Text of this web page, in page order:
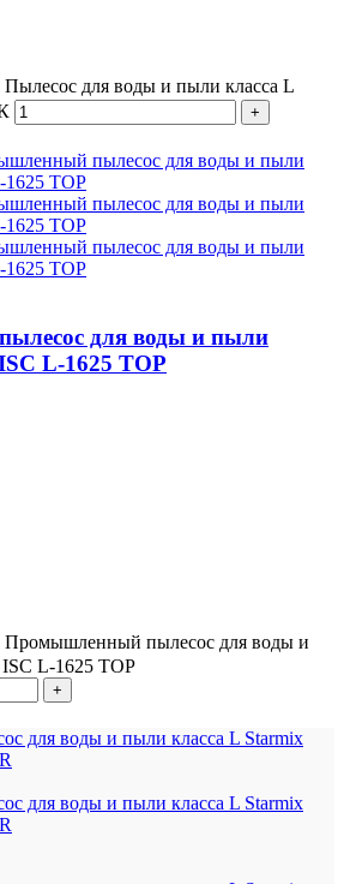
Пылесос для воды и пыли класса L
для воды и пыли
L-1625 TOP
Промышленный пылесос для воды и
L-1625 TOP